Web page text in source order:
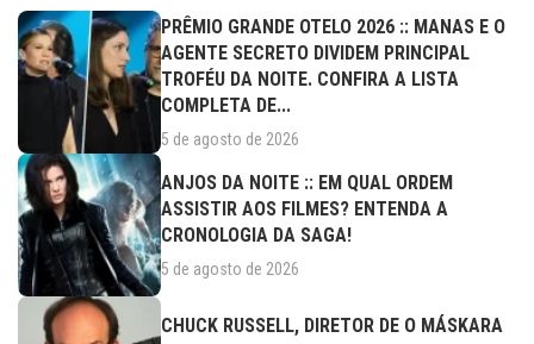
PRÊMIO GRANDE OTELO 2026 :: MANAS E O
AGENTE SECRETO DIVIDEM PRINCIPAL
TROFÉU DA NOITE. CONFIRA A LISTA
COMPLETA DE...
5 de agosto de 2026
ANJOS DA NOITE :: EM QUAL ORDEM
ASSISTIR AOS FILMES? ENTENDA A
CRONOLOGIA DA SAGA!
5 de agosto de 2026
CHUCK RUSSELL, DIRETOR DE O MÁSKARA